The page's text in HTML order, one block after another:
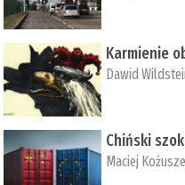
Karmienie
Dawid
Chiński
Maciej